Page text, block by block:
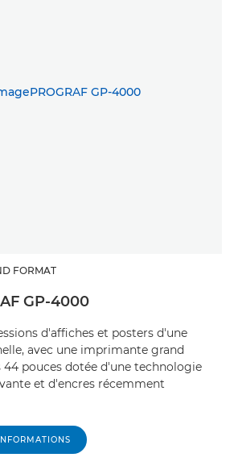
FORMAT
GP-4000
d'affiches et posters d'une
avec une imprimante grand
44 pouces dotée d'une technologie
et d'encres récemment